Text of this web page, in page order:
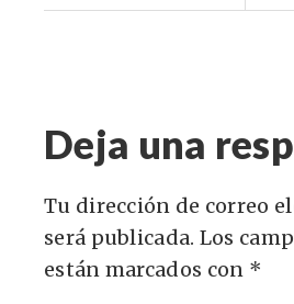
Deja una
Tu dirección de correo
será publicada. Los
están marcados con *